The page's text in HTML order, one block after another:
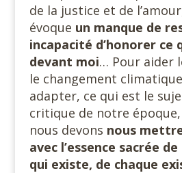
de la justice et de
évoque un manque de
incapacité d’honorer ce
devant moi… Pour aider
le changement climatique
adapter, ce qui est le
critique de notre
nous devons nous
avec l’essence sacrée
qui existe, de chaque